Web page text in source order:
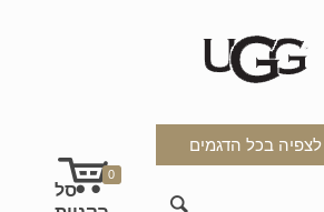
לצפיה בכל הדגמים
0